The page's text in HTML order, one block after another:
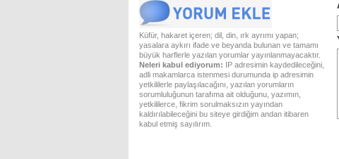
Küfür, hakaret içeren; dil, din, ırk ayrımı yapan;
yasalara aykırı ifade ve beyanda bulunan ve tamamı
büyük harflerle yazılan yorumlar yayınlanmayacaktır.
Neleri kabul ediyorum: IP adresimin kaydedileceğini,
adli makamlarca istenmesi durumunda ip adresimin
yetkililerle paylaşılacağını, yazılan yorumların
sorumluluğunun tarafıma ait olduğunu, yazımın,
yetkililerce, fikrim sorulmaksızın yayından
kaldırılabileceğini bu siteye girdiğim andan itibaren
kabul etmiş sayılırım.